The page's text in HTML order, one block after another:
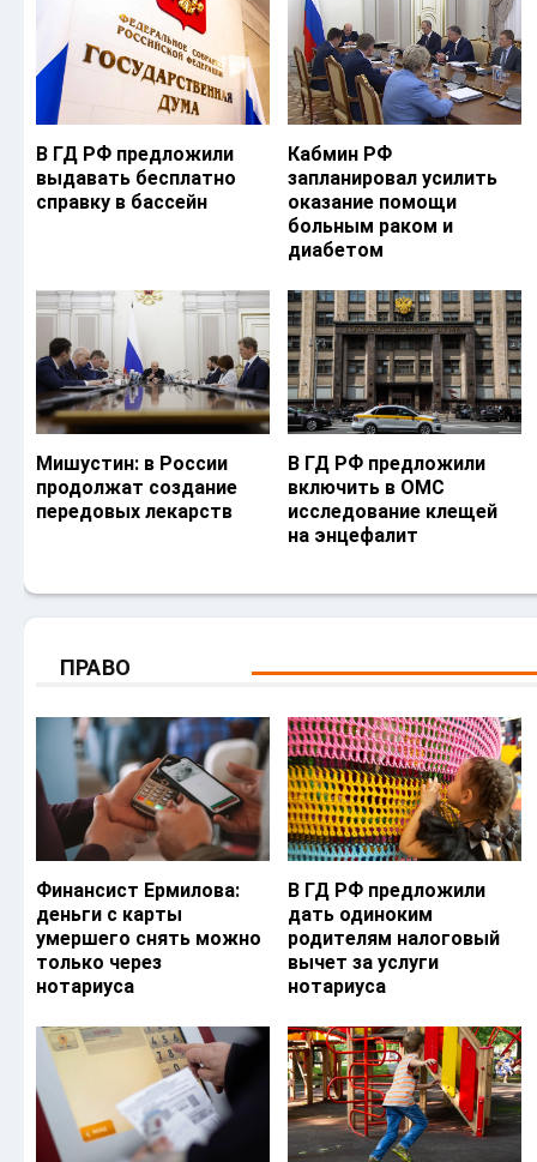
В ГД РФ предложили
выдавать бесплатно
справку в бассейн
Кабмин РФ
запланировал усилить
оказание помощи
больным раком и
диабетом
Мишустин: в России
продолжат создание
передовых лекарств
В ГД РФ предложили
включить в ОМС
исследование клещей
на энцефалит
ПРАВО
Финансист Ермилова:
деньги с карты
умершего снять можно
только через
нотариуса
В ГД РФ предложили
дать одиноким
родителям налоговый
вычет за услуги
нотариуса